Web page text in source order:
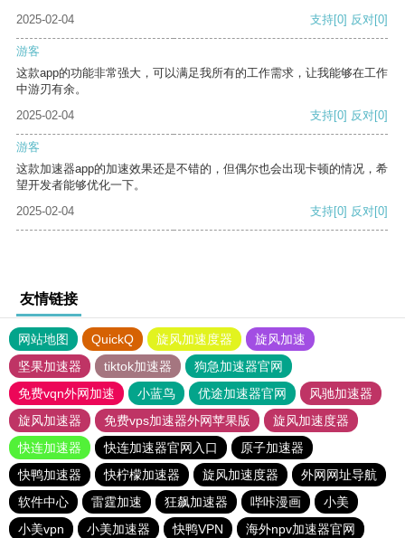
2025-02-04 支持[0] 反对[0]
游客
这款app的功能非常强大，可以满足我所有的工作需求，让我能够在工作
中游刃有余。
2025-02-04
支持[0] 反对[0]
游客
这款加速器app的加速效果还是不错的，但偶尔也会出现卡顿的情况，希
望开发者能够优化一下。
2025-02-04
支持[0] 反对[0]
友情链接
网站地图 QuickQ 旋风加速度器
旋风加速
坚果加速器
tiktok加速器
狗急加速器官网
免费vqn外网加速
小蓝鸟 优途加速器官网
风驰加速器
旋风加速器
免费vps加速器外网苹果版
旋风加速度器
快连加速器
快连加速器官网入口
原子加速器
快鸭加速器
快柠檬加速器 旋风加速度器
外网网址导航
软件中心
雷霆加速 狂飙加速器 哔咔漫画
小美
小美vpn
小美加速器 快鸭VPN 海外npv加速器官网